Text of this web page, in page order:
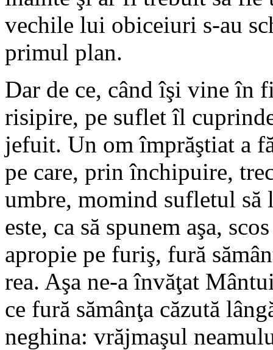
vechile lui obiceiuri s-au
primul plan.
Dar de ce, când îşi vine în
risipire, pe suflet îl
jefuit. Un om împrăştiat a
pe care, prin închipuire,
umbre, momind sufletul să
este, ca să spunem aşa,
apropie pe furiş, fură
rea. Aşa ne-a învăţat
ce fură sămânţa căzută
neghina: vrăjmaşul